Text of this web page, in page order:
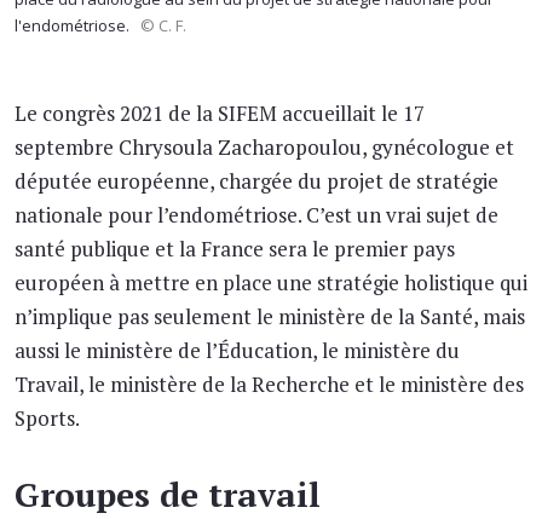
l'endométriose.
© C. F.
Le congrès 2021 de la SIFEM accueillait le 17
septembre Chrysoula Zacharopoulou, gynécologue et
députée européenne, chargée du projet de stratégie
nationale pour l’endométriose. C’est un vrai sujet de
santé publique et la France sera le premier pays
européen à mettre en place une stratégie holistique qui
n’implique pas seulement le ministère de la Santé, mais
aussi le ministère de l’Éducation, le ministère du
Travail, le ministère de la Recherche et le ministère des
Sports.
Groupes de travail